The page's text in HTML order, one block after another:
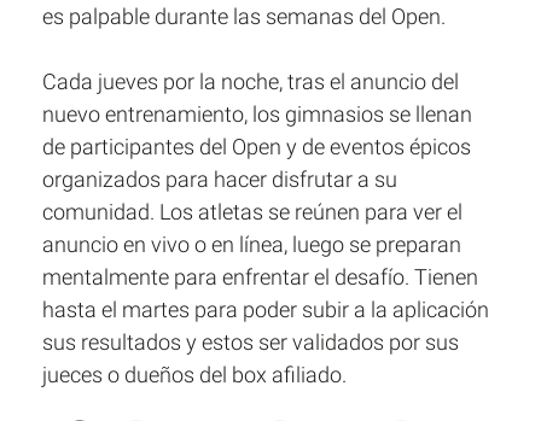
es palpable durante las semanas del Open.
Cada jueves por la noche, tras el anuncio del
nuevo entrenamiento, los gimnasios se llenan
de participantes del Open y de eventos épicos
organizados para hacer disfrutar a su
comunidad. Los atletas se reúnen para ver el
anuncio en vivo o en línea, luego se preparan
mentalmente para enfrentar el desafío. Tienen
hasta el martes para poder subir a la aplicación
sus resultados y estos ser validados por sus
jueces o dueños del box afiliado.